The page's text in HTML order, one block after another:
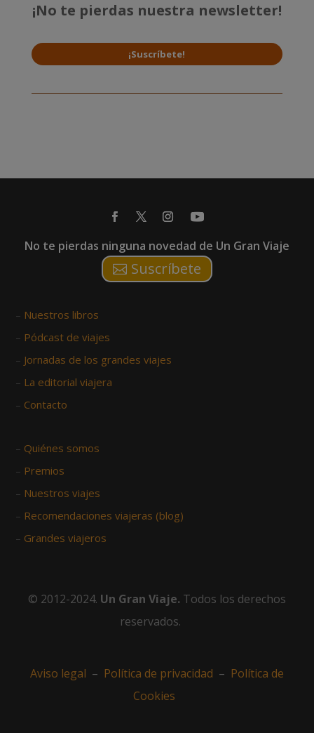
¡No te pierdas nuestra newsletter!
¡Suscríbete!
No te pierdas ninguna novedad de Un Gran Viaje
Suscríbete
– Nuestros libros
– Pódcast de viajes
– Jornadas de los grandes viajes
– La editorial viajera
– Contacto
– Quiénes somos
– Premios
– Nuestros viajes
– Recomendaciones viajeras (blog)
– Grandes viajeros
© 2012-2024. Un Gran Viaje. Todos los derechos
reservados.
Aviso legal – Política de privacidad – Política de
Cookies